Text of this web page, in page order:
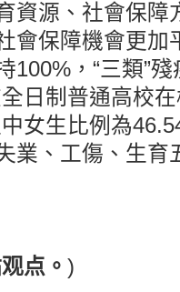
資源、社會保障
會保障機會更加
100%，“三類”
日制普通高校
女生比例為
業、工傷、生
点。 )